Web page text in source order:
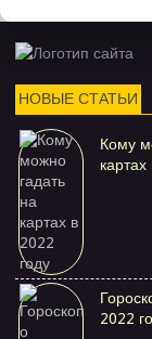
НОВЫЕ СТАТЬИ
Кому
2022